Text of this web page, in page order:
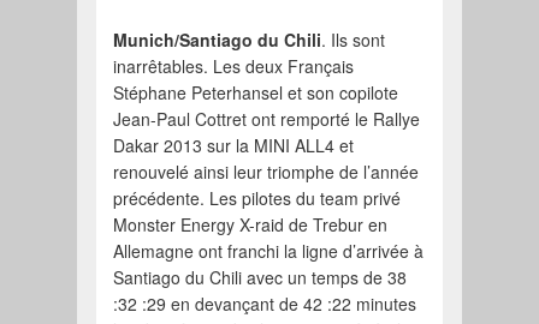
Munich/Santiago du Chili. Ils sont
inarrêtables. Les deux Français
Stéphane Peterhansel et son copilote
Jean-Paul Cottret ont remporté le Rallye
Dakar 2013 sur la MINI ALL4 et
renouvelé ainsi leur triomphe de l’année
précédente. Les pilotes du team privé
Monster Energy X-raid de Trebur en
Allemagne ont franchi la ligne d’arrivée à
Santiago du Chili avec un temps de 38
:32 :29 en devançant de 42 :22 minutes